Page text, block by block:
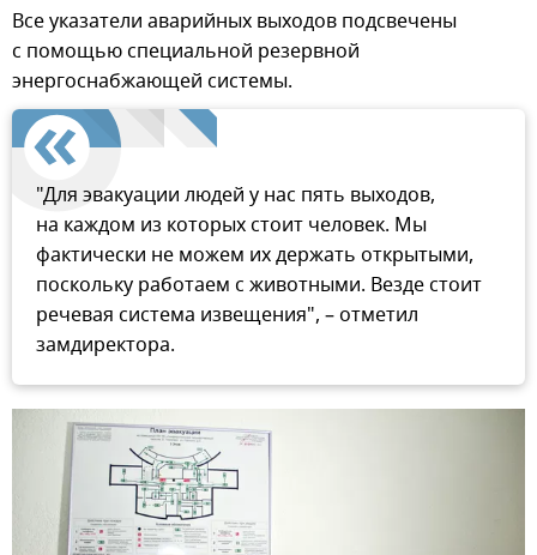
Все указатели аварийных выходов подсвечены
с помощью специальной резервной
энергоснабжающей системы.
"Для эвакуации людей у нас пять выходов,
на каждом из которых стоит человек. Мы
фактически не можем их держать открытыми,
поскольку работаем с животными. Везде стоит
речевая система извещения", – отметил
замдиректора.